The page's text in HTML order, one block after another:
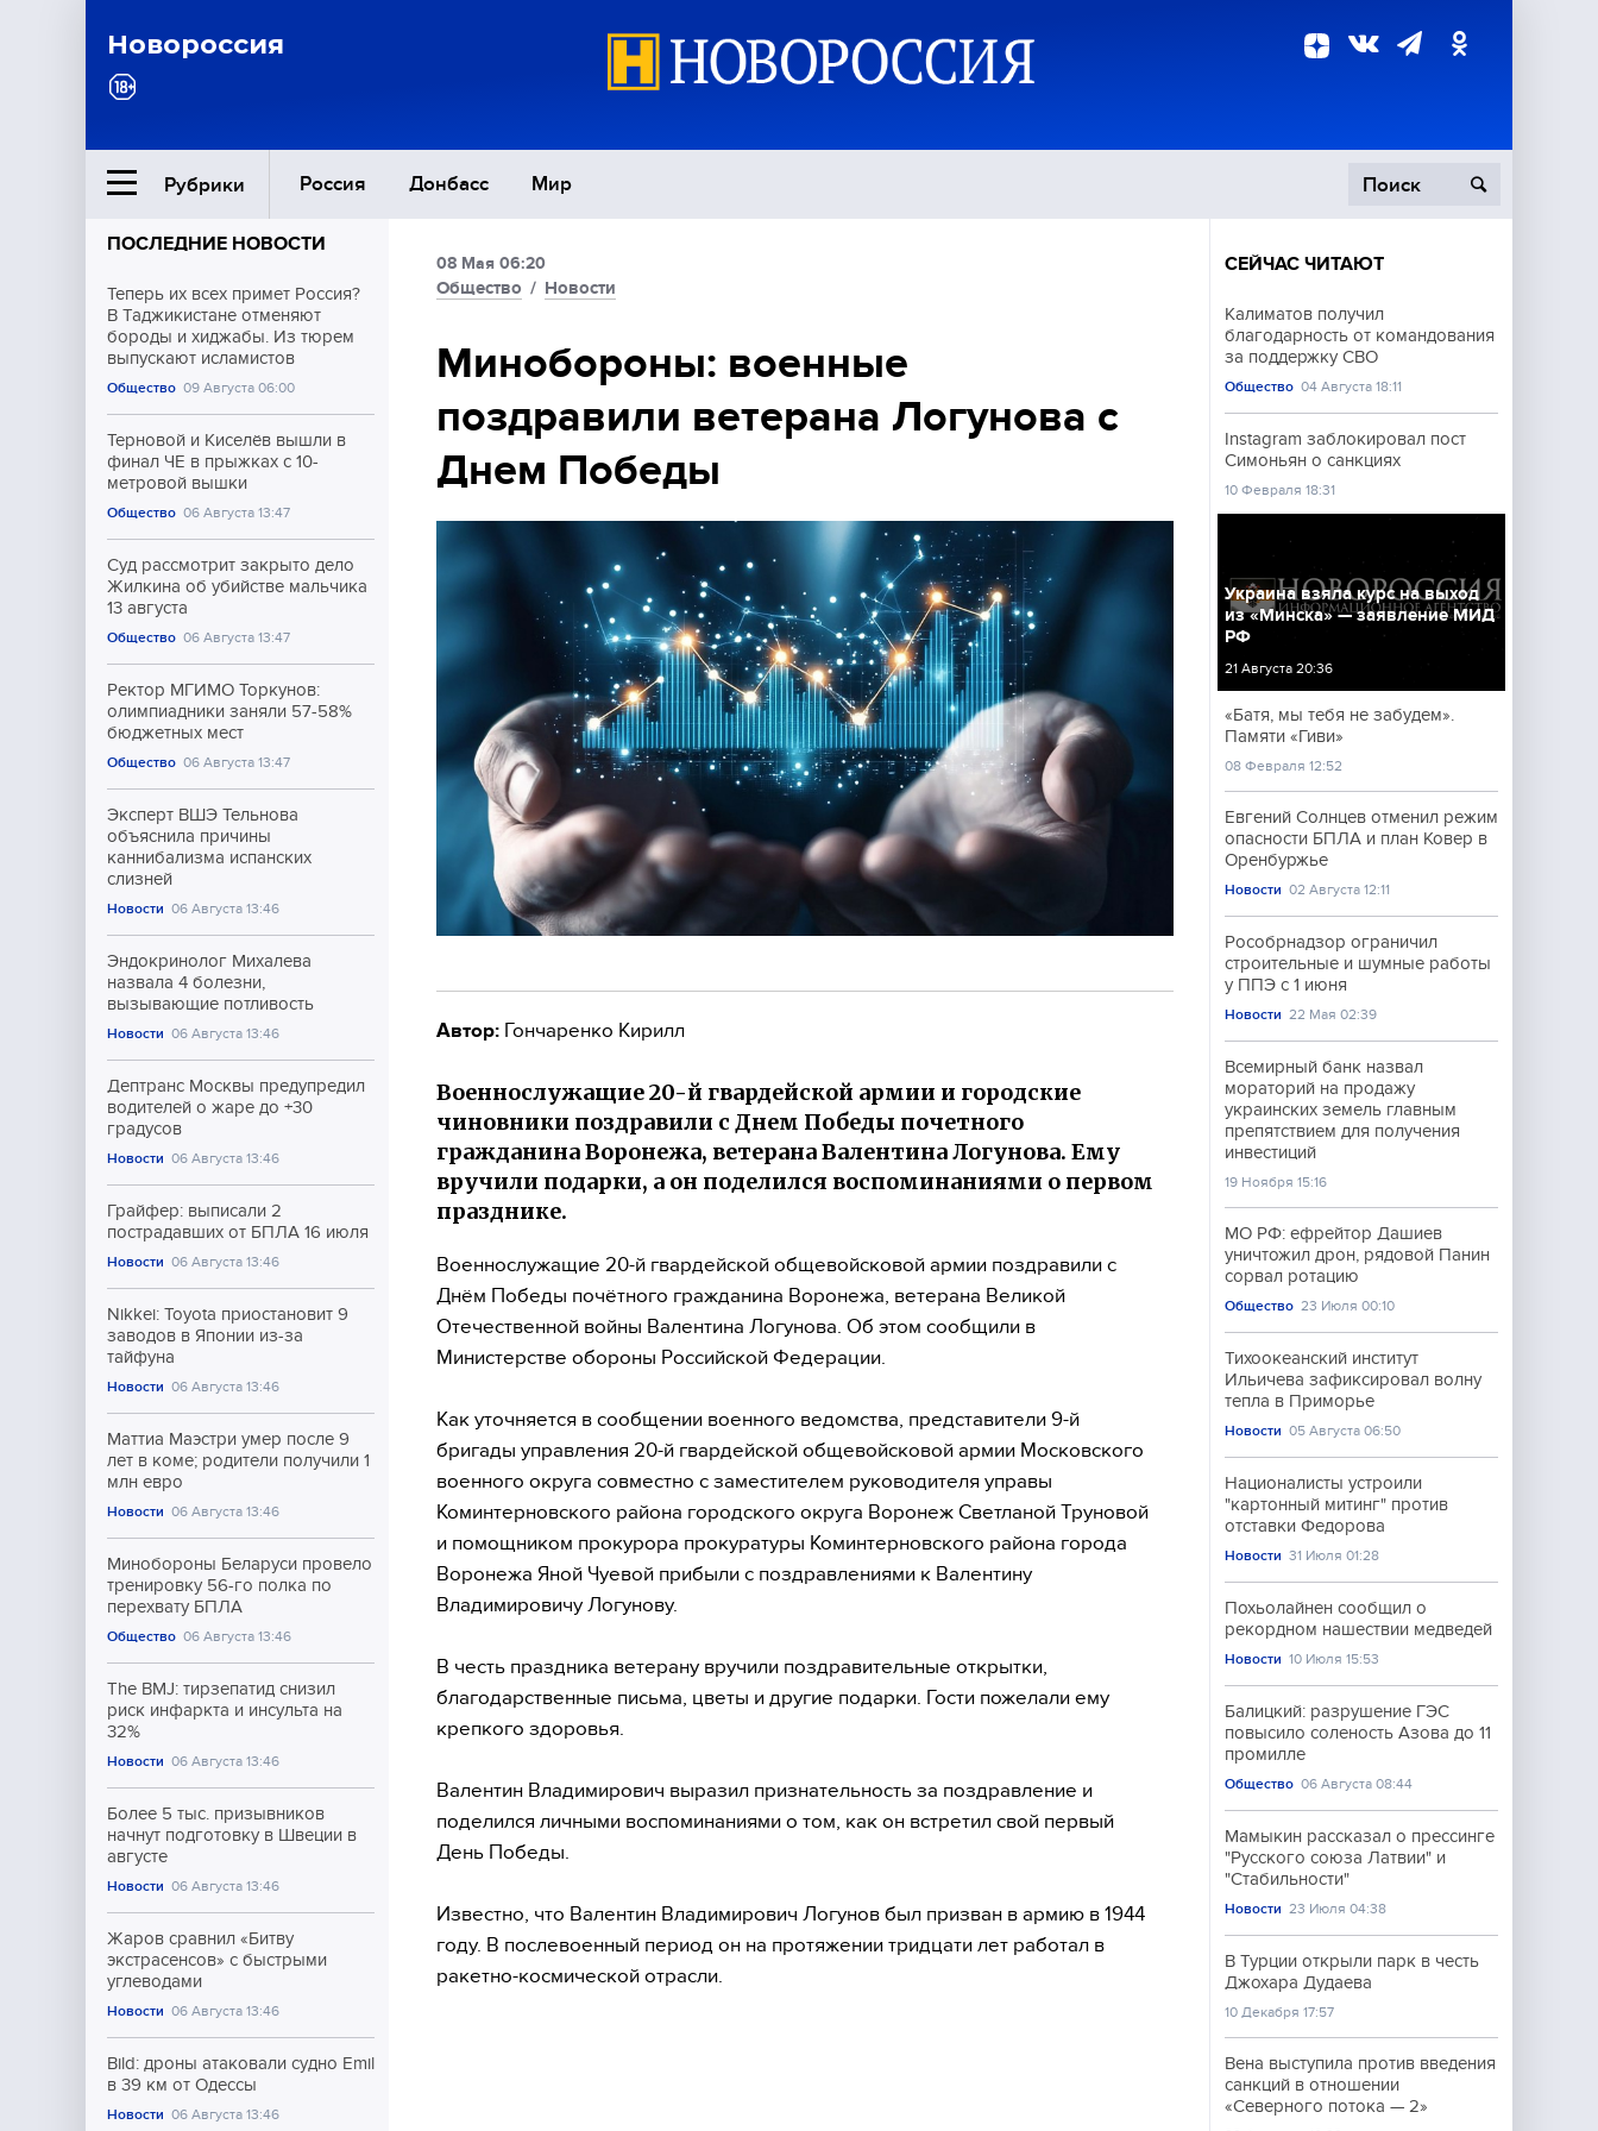
Новороссия
Рубрики Россия Донбасс Мир
Ближний Восток Политика
Общество
Экономика
Происшествия
Культура
Спорт
ПОСЛЕДНИЕ НОВОСТИ
Теперь их всех примет Россия?
В Таджикистане отменяют
бороды и хиджабы. Из тюрем
выпускают исламистов
Общество 09 Августа 06:00
Терновой и Киселёв вышли в
финал ЧЕ в прыжках с 10-
метровой вышки
Общество 06 Августа 13:47
Суд рассмотрит закрыто дело
Жилкина об убийстве мальчика
13 августа
Общество 06 Августа 13:47
Ректор МГИМО Торкунов:
олимпиадники заняли 57-58%
бюджетных мест
Общество 06 Августа 13:47
Эксперт ВШЭ Тельнова
объяснила причины
каннибализма испанских
слизней
Новости 06 Августа 13:46
Эндокринолог Михалева
назвала 4 болезни,
вызывающие потливость
Новости 06 Августа 13:46
Дептранс Москвы предупредил
водителей о жаре до +30
градусов
Новости 06 Августа 13:46
Грайфер: выписали 2
пострадавших от БПЛА 16 июля
Новости 06 Августа 13:46
Nikkei: Toyota приостановит 9
заводов в Японии из-за
тайфуна
Новости 06 Августа 13:46
Маттиа Маэстри умер после 9
лет в коме; родители получили 1
млн евро
Новости 06 Августа 13:46
Минобороны Беларуси провело
тренировку 56-го полка по
перехвату БПЛА
Общество 06 Августа 13:46
The BMJ: тирзепатид снизил
риск инфаркта и инсульта на
32%
Новости 06 Августа 13:46
Более 5 тыс. призывников
начнут подготовку в Швеции в
августе
Новости 06 Августа 13:46
Жаров сравнил «Битву
экстрасенсов» с быстрыми
углеводами
Новости 06 Августа 13:46
Bild: дроны атаковали судно Emil
в 39 км от Одессы
Новости 06 Августа 13:46
08 Мая 06:20
Общество / Новости
Минобороны: военные
поздравили ветерана Логунова с
Днем Победы
Автор: Гончаренко Кирилл
Военнослужащие 20-й гвардейской армии и городские
чиновники поздравили с Днем Победы почетного
гражданина Воронежа, ветерана Валентина Логунова. Ему
вручили подарки, а он поделился воспоминаниями о первом
празднике.
Военнослужащие 20-й гвардейской общевойсковой армии поздравили с
Днём Победы почётного гражданина Воронежа, ветерана Великой
Отечественной войны Валентина Логунова. Об этом сообщили в
Министерстве обороны Российской Федерации.
Как уточняется в сообщении военного ведомства, представители 9-й
бригады управления 20-й гвардейской общевойсковой армии Московского
военного округа совместно с заместителем руководителя управы
Коминтерновского района городского округа Воронеж Светланой Труновой
и помощником прокурора прокуратуры Коминтерновского района города
Воронежа Яной Чуевой прибыли с поздравлениями к Валентину
Владимировичу Логунову.
В честь праздника ветерану вручили поздравительные открытки,
благодарственные письма, цветы и другие подарки. Гости пожелали ему
крепкого здоровья.
Валентин Владимирович выразил признательность за поздравление и
поделился личными воспоминаниями о том, как он встретил свой первый
День Победы.
Известно, что Валентин Владимирович Логунов был призван в армию в 1944
году. В послевоенный период он на протяжении тридцати лет работал в
ракетно-космической отрасли.
СЕЙЧАС ЧИТАЮТ
Калиматов получил
благодарность от командования
за поддержку СВО
Общество 04 Августа 18:11
Instagram заблокировал пост
Симоньян о санкциях
10 Февраля 18:31
Украина взяла курс на выход
из «Минска» — заявление МИД
РФ
21 Августа 20:36
«Батя, мы тебя не забудем».
Памяти «Гиви»
08 Февраля 12:52
Евгений Солнцев отменил режим
опасности БПЛА и план Ковер в
Оренбуржье
Новости 02 Августа 12:11
Рособрнадзор ограничил
строительные и шумные работы
у ППЭ с 1 июня
Новости 22 Мая 02:39
Всемирный банк назвал
мораторий на продажу
украинских земель главным
препятствием для получения
инвестиций
19 Ноября 15:16
МО РФ: ефрейтор Дашиев
уничтожил дрон, рядовой Панин
сорвал ротацию
Общество 23 Июля 00:10
Тихоокеанский институт
Ильичева зафиксировал волну
тепла в Приморье
Новости 05 Августа 06:50
Националисты устроили
"картонный митинг" против
отставки Федорова
Новости 31 Июля 01:28
Похьолайнен сообщил о
рекордном нашествии медведей
Новости 10 Июля 15:53
Балицкий: разрушение ГЭС
повысило соленость Азова до 11
промилле
Общество 06 Августа 08:44
Мамыкин рассказал о прессинге
"Русского союза Латвии" и
"Стабильности"
Новости 23 Июля 04:38
В Турции открыли парк в честь
Джохара Дудаева
10 Декабря 17:57
Вена выступила против введения
санкций в отношении
«Северного потока — 2»